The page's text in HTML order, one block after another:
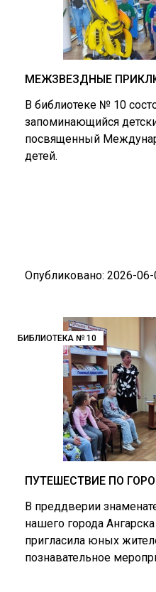
МЕЖЗВЕЗДНЫЕ
В библиотеке № 10
запоминающийся
посвященный
детей.
Опубликовано: 2026-06-
БИБЛИОТЕКА № 10
ПУТЕШЕСТВИЕ ПО
В преддверии
нашего города
пригласила юных
познавательное